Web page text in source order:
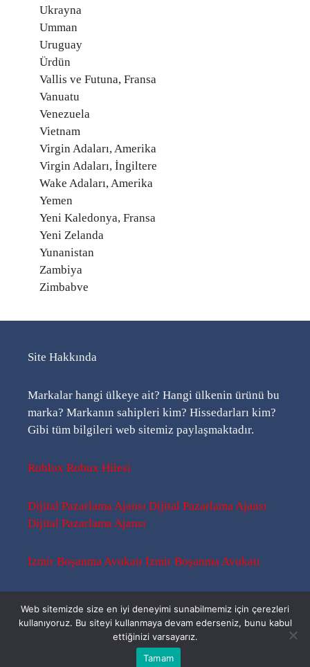
Ukrayna
Umman
Uruguay
Ürdün
Vallis ve Futuna, Fransa
Vanuatu
Venezuela
Vietnam
Virgin Adaları, Amerika
Virgin Adaları, İngiltere
Wake Adaları, Amerika
Yemen
Yeni Kaledonya, Fransa
Yeni Zelanda
Yunanistan
Zambiya
Zimbabve
Site Hakkında
Markalar hangi ülkeye ait? Hangi ülkenin ürünü bu
marka? Markanın sahipleri kim? Hissedarları kim?
Gibi tüm bilgileri web sitemiz paylaşmaktadır.
Roblox Robux Hilesi
Dijital Pazarlama Ajansı Dijital Pazarlama Ajansı
Dijital Pazarlama Ajansı
İzmir Boşanma Avukatı İzmir Boşanma Avukatı
Bu Kimin Ürünü ? | 2026 ©
Web sitemizde size en iyi deneyimi sunabilmemiz için çerezleri
kullanıyoruz. Bu siteyi kullanmaya devam ederseniz, bunu kabul
ettiğinizi varsayarız.
Tamam